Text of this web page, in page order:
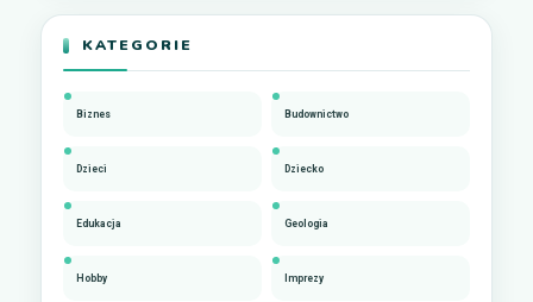
KATEGORIE
Biznes Budownictwo
Dzieci Dziecko
Edukacja Geologia
Hobby Imprezy